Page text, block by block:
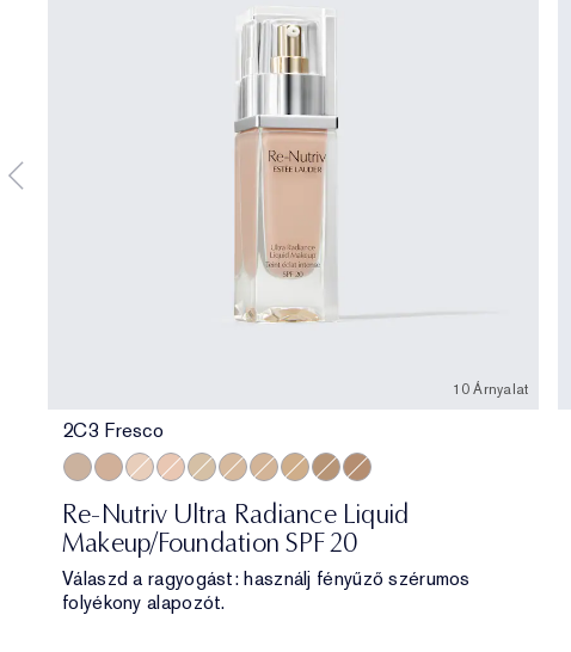
10 Árnyalat
2C3 Fresco
Re-Nutriv Ultra Radiance Liquid
Makeup/Foundation SPF 20
Válaszd a ragyogást: használj fényűző szérumos
folyékony alapozót.